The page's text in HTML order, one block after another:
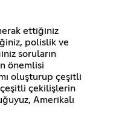
ettiğiniz
polislik ve
soruların
önemlisi
oluşturup çeşitli
çekilişlerin
Amerikalı